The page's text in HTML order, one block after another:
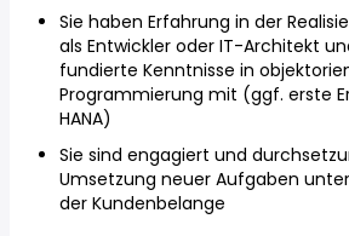
Sie haben Erfahrung in der
als Entwickler oder IT-Architekt
fundierte Kenntnisse in
Programmierung mit (ggf. erste
HANA)
Sie sind engagiert und
Umsetzung neuer Aufgaben
der Kundenbelange